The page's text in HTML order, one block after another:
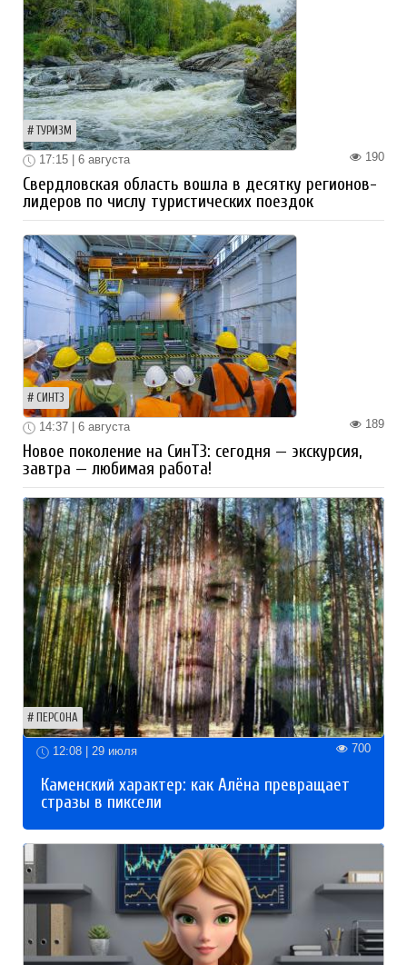
ТУРИЗМ
190
17:15 | 6 августа
Свердловская область вошла в десятку регионов-
лидеров по числу туристических поездок
СИНТЗ
189
14:37 | 6 августа
Новое поколение на СинТЗ: сегодня — экскурсия,
завтра — любимая работа!
ПЕРСОНА
12:08 | 29 июля 700
Каменский характер: как Алёна превращает
стразы в пиксели